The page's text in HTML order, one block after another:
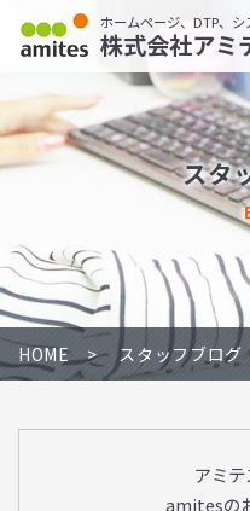
ホームページ、DTP、
株式会社アミ
スタ
HOME スタッフブログ
アミ
amitesの